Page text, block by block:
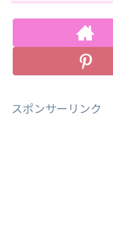
スポンサーリンク